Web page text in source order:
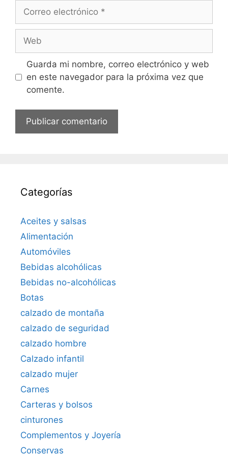
Correo
Web
Guarda mi nombre, correo electrónico y web
en este navegador para la próxima vez que
comente.
Categorías
Aceites y salsas
Alimentación
Automóviles
Bebidas alcohólicas
Bebidas no-alcohólicas
Botas
calzado de montaña
calzado de seguridad
calzado hombre
Calzado infantil
calzado mujer
Carnes
Carteras y bolsos
cinturones
Complementos y Joyería
Conservas